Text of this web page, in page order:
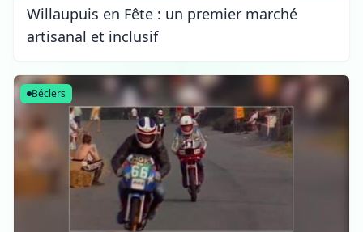
Willaupuis en Fête : un premier marché
artisanal et inclusif
Béclers